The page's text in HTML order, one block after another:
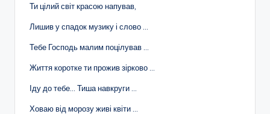
Ти цілий світ красою напував,
Лишив у спадок музику і слово …
Тебе Господь малим поцілував …
Життя коротке ти прожив зірково …
Іду до тебе… Тиша навкруги …
Ховаю від морозу живі квіти …